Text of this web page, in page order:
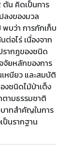
ตัน คิดเป็นการ
ลงของมวล
พบว่า การกักเก็บ
อไร่ เนื่องจาก
รากฏของชนิด
จัยหลักของการ
หนียว และสมบัติ
งชนิดไม้ป่าเต็ง
ามธรรมชาติ
าทสำคัญในการ
ป็นรากฐาน